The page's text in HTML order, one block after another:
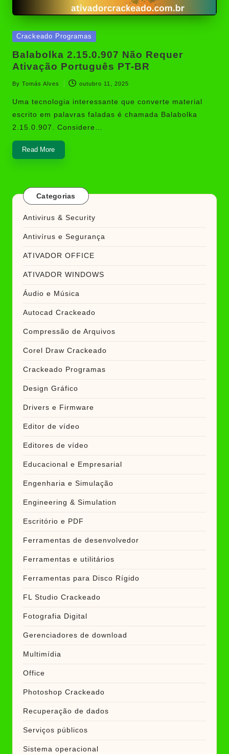
Posted
Crackeado Programas
Balabolka 2.15.0.907 Não Requer
Ativação Português PT-BR
Posted
by
By Tomás Alves outubro 11, 2025
Uma tecnologia interessante que converte material
escrito em palavras faladas é chamada Balabolka
2.15.0.907. Considere…
Read More
Categorias
Antivirus & Security
Antivírus e Segurança
ATIVADOR OFFICE
ATIVADOR WINDOWS
Áudio e Música
Autocad Crackeado
Compressão de Arquivos
Corel Draw Crackeado
Crackeado Programas
Design Gráfico
Drivers e Firmware
Editor de vídeo
Editores de vídeo
Educacional e Empresarial
Engenharia e Simulação
Engineering & Simulation
Escritório e PDF
Ferramentas de desenvolvedor
Ferramentas e utilitários
Ferramentas para Disco Rígido
FL Studio Crackeado
Fotografia Digital
Gerenciadores de download
Multimídia
Office
Photoshop Crackeado
Recuperação de dados
Serviços públicos
Sistema operacional